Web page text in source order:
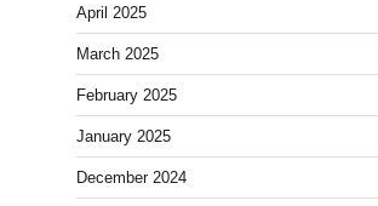
April 2025
March 2025
February 2025
January 2025
December 2024